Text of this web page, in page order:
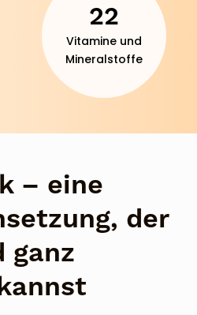
22
Vitamine und
Mineralstoffe
– eine
der
ganz